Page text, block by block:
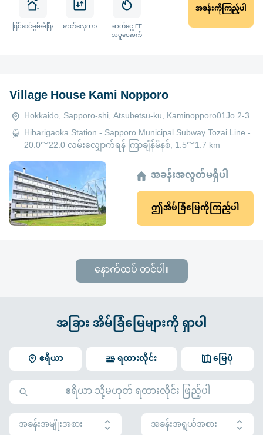
ပြင်ဆင်မွမ်းမံပြီး ဓာတ်လှေကား ဓာတ်ငွေ့ FF
အပူပေးစက်
အခန်းကိုကြည့်ပါ
Village House Kami Nopporo
Hokkaido, Sapporo-shi, Atsubetsu-ku, Kaminopporo01Jo 2-3
Hibarigaoka Station - Sapporo Municipal Subway Tozai Line -
20.0～22.0 လမ်းလျှောက်ရန် ကြာချိန်မိနစ်, 1.5～1.7 km
အခန်းအလွတ်မရှိပါ
ဤအိမ်ခြံမြေကိုကြည့်ပါ
နောက်ထပ် တင်ပါ။
အခြား အိမ်ခြံမြေများကို ရှာပါ
ဧရိယာ မြေပုံ
ရထားလိုင်း
အခန်းအမျိုးအစား
အခန်းအရွယ်အစား